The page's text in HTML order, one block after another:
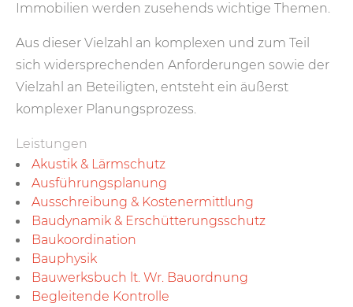
Immobilien werden zusehends wichtige Themen.
Aus dieser Vielzahl an komplexen und zum Teil
sich widersprechenden Anforderungen sowie der
Vielzahl an Beteiligten, entsteht ein äußerst
komplexer Planungsprozess.
Leistungen
Akustik & Lärmschutz
Ausführungs­planung
Ausschreibung & Kosten­ermittlung
Bau­dynamik & Erschütterungs­schutz
Baukoor­di­nation
Bauphysik
Bauwerksbuch lt. Wr. Bauordnung
Begleitende Kontrolle